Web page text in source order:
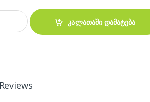
CHA-12 ROWAN for batteries quantity
კალათაში დამატება
Reviews